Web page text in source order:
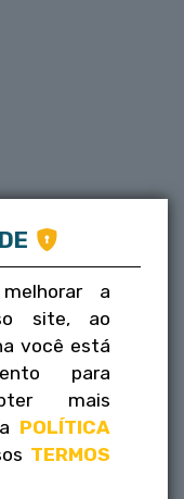
conosco
a
site, ao
você está
para
mais
POLÍTICA
TERMOS